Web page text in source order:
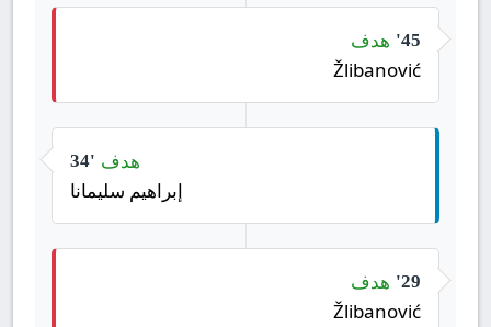
45' هدف
Žlibanović
34' هدف
إبراهيم سليمانا
29' هدف
Žlibanović